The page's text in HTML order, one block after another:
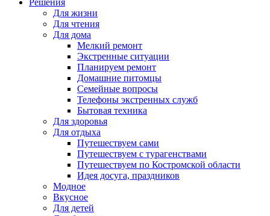
Для жизни
Для чтения
Для дома
Мелкий ремонт
Экстренные ситуации
Планируем ремонт
Домашние питомцы
Семейные вопросы
Телефоны экстренных служб
Бытовая техника
Для здоровья
Для отдыха
Путешествуем сами
Путешествуем с турагенствами
Путешествуем по Костромской области
Идея досуга, праздников
Модное
Вкусное
Для детей